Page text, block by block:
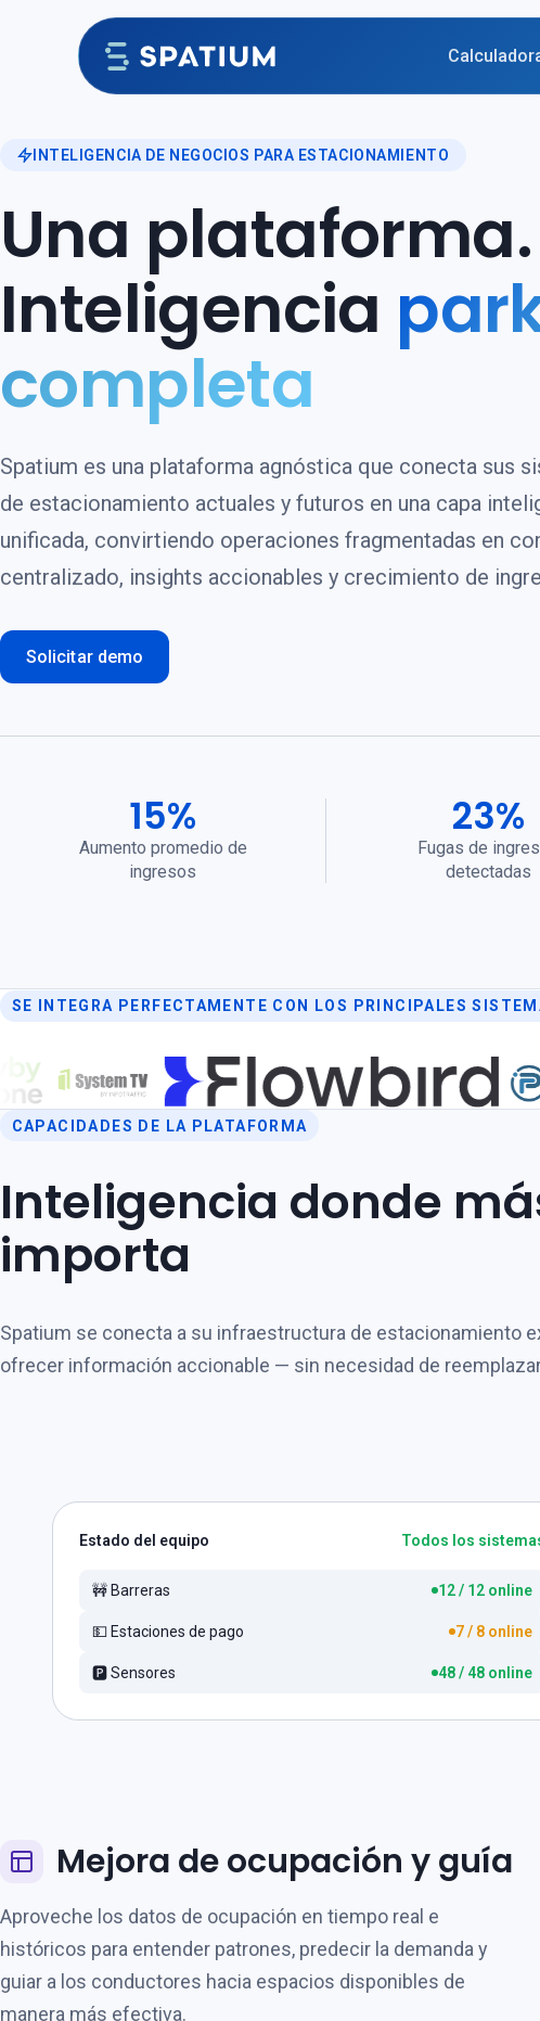
Ir al contenido
INTELIGENCIA DE NEGOCIOS PARA ESTACIONAMIENTO
Una plataforma.
Inteligencia
completa
Spatium es una plataforma agnóstica que conecta sus
de estacionamiento actuales y futuros en una capa
unificada, convirtiendo operaciones fragmentadas en
centralizado, insights accionables y crecimiento de
Solicitar demo
15%
Aumento promedio de
ingresos
23%
Fugas de
detectadas
SE INTEGRA PERFECTAMENTE CON LOS PRINCIPALES
CAPACIDADES DE LA PLATAFORMA
Inteligencia donde
importa
Spatium se conecta a su infraestructura de estacionamiento
ofrecer información accionable — sin necesidad de
Estado del equipo Todos los
🚧 Barreras 12 / 12 online
💵️ Estaciones de pago 7 / 8 online
🅿️ Sensores 48 / 48 online
Mejora de ocupación y guía
Aproveche los datos de ocupación en tiempo real e
históricos para entender patrones, predecir la demanda y
guiar a los conductores hacia espacios disponibles de
manera más efectiva.